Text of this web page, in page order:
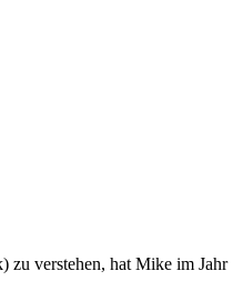
zu verstehen, hat Mike im Jahr